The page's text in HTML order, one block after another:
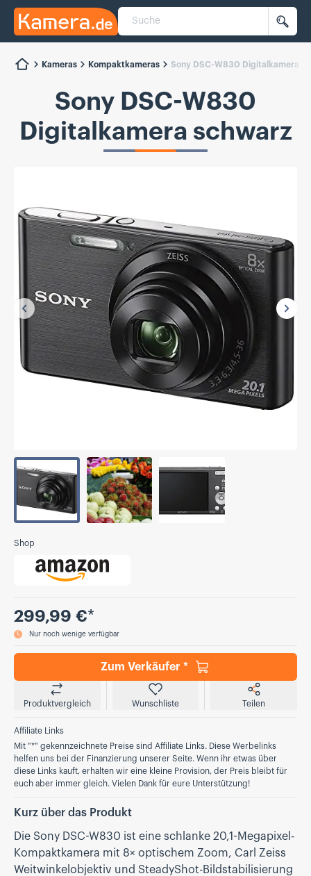
Kamera.de
Suche
Kameras Kompaktkameras Sony DSC-W830 Digitalkamera
Sony DSC-W830
Digitalkamera schwarz
Vorherige
Shop
Preis
299,99 €*
Nur noch wenige verfügbar
Zum Verkäufer *
Produktvergleich Wunschliste Teilen
Affiliate Links
Mit "*" gekennzeichnete Preise sind Affiliate Links. Diese Werbelinks
helfen uns bei der Finanzierung unserer Seite. Wenn ihr etwas über
diese Links kauft, erhalten wir eine kleine Provision, der Preis bleibt für
euch aber immer gleich. Vielen Dank für eure Unterstützung!
Kurz über das Produkt
Die Sony DSC-W830 ist eine schlanke 20,1-Megapixel-
Kompaktkamera mit 8× optischem Zoom, Carl Zeiss
Weitwinkelobjektiv und SteadyShot-Bildstabilisierung